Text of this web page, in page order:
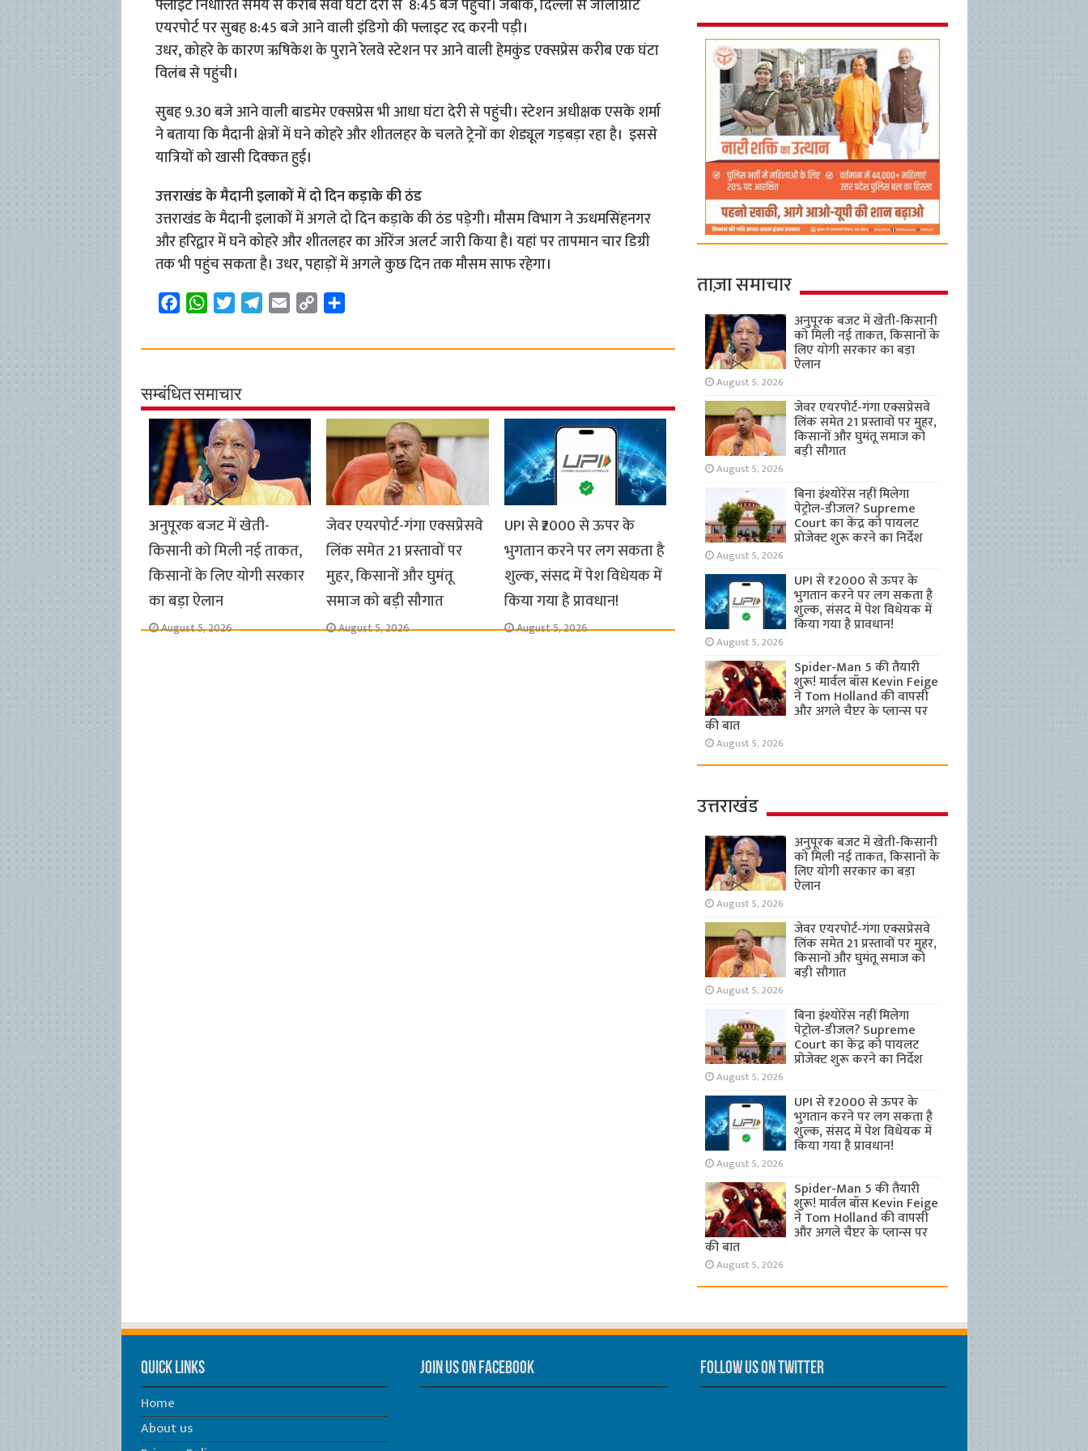
फ्लाइट निर्धारित समय से करीब सवा घंटा देरी से 8:45 बजे पहुंची। जबकि, दिल्ली से जौलीग्रांट
एयरपोर्ट पर सुबह 8:45 बजे आने वाली इंडिगो की फ्लाइट रद करनी पड़ी।
उधर, कोहरे के कारण ऋषिकेश के पुराने रेलवे स्टेशन पर आने वाली हेमकुंड एक्सप्रेस करीब एक घंटा
विलंब से पहुंची।
सुबह 9.30 बजे आने वाली बाडमेर एक्सप्रेस भी आधा घंटा देरी से पहुंची। स्टेशन अधीक्षक एसके शर्मा
ने बताया कि मैदानी क्षेत्रों में घने कोहरे और शीतलहर के चलते ट्रेनों का शेड्यूल गड़बड़ा रहा है। इससे
यात्रियों को खासी दिक्कत हुई।
उत्तराखंड के मैदानी इलाकों में दो दिन कड़ाके की ठंड
उत्तराखंड के मैदानी इलाकों में अगले दो दिन कड़ाके की ठंड पड़ेगी। मौसम विभाग ने ऊधमसिंहनगर
और हरिद्वार में घने कोहरे और शीतलहर का ऑरेंज अलर्ट जारी किया है। यहां पर तापमान चार डिग्री
तक भी पहुंच सकता है। उधर, पहाड़ों में अगले कुछ दिन तक मौसम साफ रहेगा।
c
b
o
o
k
W
a
s
A
p
p
i
t
e
r
l
r
a
a
p
i
a
सम्बंधित समाचार
अनुपूरक बजट में खेती-
किसानी को मिली नई ताकत,
किसानों के लिए योगी सरकार
का बड़ा ऐलान
August 5, 2026
जेवर एयरपोर्ट-गंगा एक्सप्रेसवे
लिंक समेत 21 प्रस्तावों पर
मुहर, किसानों और घुमंतू
समाज को बड़ी सौगात
August 5, 2026
UPI से ₹2000 से ऊपर के
भुगतान करने पर लग सकता है
शुल्क, संसद में पेश विधेयक में
किया गया है प्रावधान!
August 5, 2026
ताज़ा समाचार
अनुपूरक बजट में खेती-किसानी
को मिली नई ताकत, किसानों के
लिए योगी सरकार का बड़ा
ऐलान
August 5, 2026
जेवर एयरपोर्ट-गंगा एक्सप्रेसवे
लिंक समेत 21 प्रस्तावों पर मुहर,
किसानों और घुमंतू समाज को
बड़ी सौगात
August 5, 2026
बिना इंश्योरेंस नहीं मिलेगा
पेट्रोल-डीजल? Supreme
Court का केंद्र को पायलट
प्रोजेक्ट शुरू करने का निर्देश
August 5, 2026
UPI से ₹2000 से ऊपर के
भुगतान करने पर लग सकता है
शुल्क, संसद में पेश विधेयक में
किया गया है प्रावधान!
August 5, 2026
Spider-Man 5 की तैयारी
शुरू! मार्वल बॉस Kevin Feige
ने Tom Holland की वापसी
और अगले चैप्टर के प्लान्स पर
की बात
August 5, 2026
उत्तराखंड
अनुपूरक बजट में खेती-किसानी
को मिली नई ताकत, किसानों के
लिए योगी सरकार का बड़ा
ऐलान
August 5, 2026
जेवर एयरपोर्ट-गंगा एक्सप्रेसवे
लिंक समेत 21 प्रस्तावों पर मुहर,
किसानों और घुमंतू समाज को
बड़ी सौगात
August 5, 2026
बिना इंश्योरेंस नहीं मिलेगा
पेट्रोल-डीजल? Supreme
Court का केंद्र को पायलट
प्रोजेक्ट शुरू करने का निर्देश
August 5, 2026
UPI से ₹2000 से ऊपर के
भुगतान करने पर लग सकता है
शुल्क, संसद में पेश विधेयक में
किया गया है प्रावधान!
August 5, 2026
Spider-Man 5 की तैयारी
शुरू! मार्वल बॉस Kevin Feige
ने Tom Holland की वापसी
और अगले चैप्टर के प्लान्स पर
की बात
August 5, 2026
Quick Links
Home
About us
Join us on Facebook Follow us on Twitter